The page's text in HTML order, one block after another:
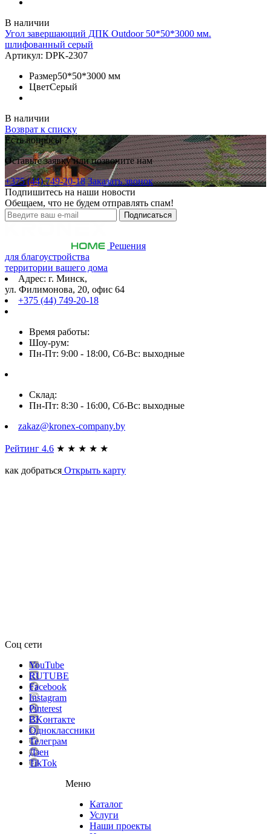
В наличии
Угол завершающий ДПК Outdoor 50*50*3000 мм.
шлифованный серый
Артикул: DPK-2307
Размер50*50*3000 мм
ЦветСерый
В наличии
Возврат к списку
Есть вопросы ?
Оставьте заявку или позвоните нам
+375 (44) 749-20-18 Заказать звонок
Подпишитесь на наши новости
Обещаем, что не будем отправлять спам!
Решения
для благоустройства
территории вашего дома
Адрес: г. Минск,
ул. Филимонова, 20, офис 64
+375 (44) 749-20-18
Время работы:
Шоу-рум:
Пн-Пт: 9:00 - 18:00, Сб-Вс: выходные
Склад:
Пн-Пт: 8:30 - 16:00, Сб-Вс: выходные
zakaz@kronex-company.by
Рейтинг 4.6 ★ ★ ★ ★ ★
как добраться Открыть карту
Соц сети
YouTube
RUTUBE
Facebook
Instagram
Pinterest
ВKонтакте
Одноклассники
Телеграм
Дзен
TikTok
Меню
Каталог
Услуги
Наши проекты